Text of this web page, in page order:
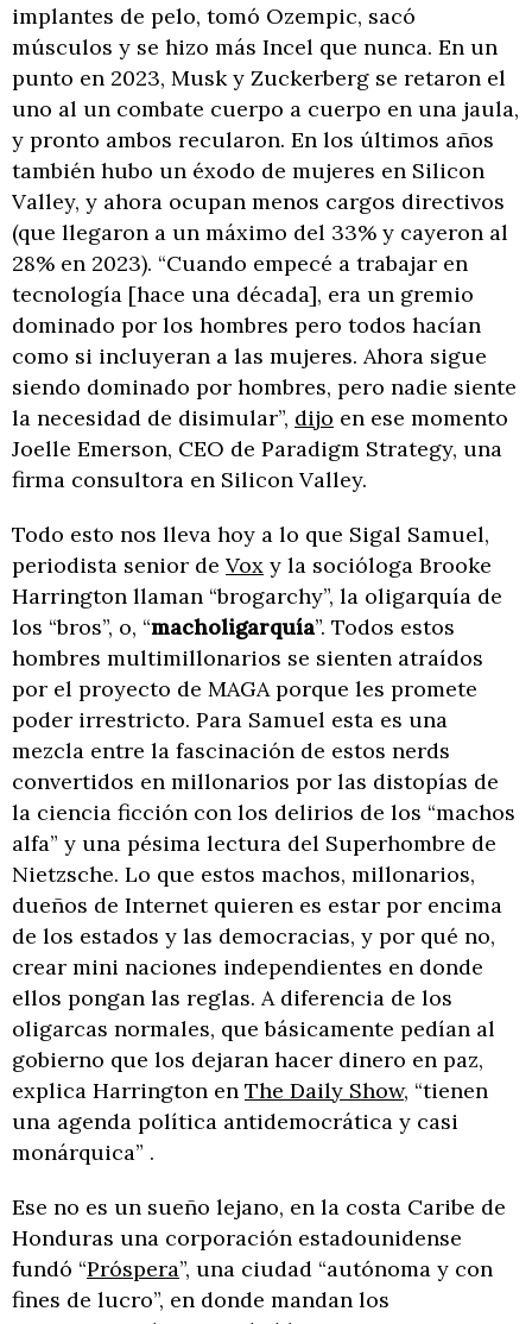
implantes de pelo, tomó Ozempic, sacó
músculos y se hizo más Incel que nunca. En un
punto en 2023, Musk y Zuckerberg se retaron el
uno al un combate cuerpo a cuerpo en una jaula,
y pronto ambos recularon. En los últimos años
también hubo un éxodo de mujeres en Silicon
Valley, y ahora ocupan menos cargos directivos
(que llegaron a un máximo del 33% y cayeron al
28% en 2023). “Cuando empecé a trabajar en
tecnología [hace una década], era un gremio
dominado por los hombres pero todos hacían
como si incluyeran a las mujeres. Ahora sigue
siendo dominado por hombres, pero nadie siente
la necesidad de disimular”, dijo en ese momento
Joelle Emerson, CEO de Paradigm Strategy, una
firma consultora en Silicon Valley.
Todo esto nos lleva hoy a lo que Sigal Samuel,
periodista senior de Vox y la socióloga Brooke
Harrington llaman “brogarchy”, la oligarquía de
los “bros”, o, “macholigarquía”. Todos estos
hombres multimillonarios se sienten atraídos
por el proyecto de MAGA porque les promete
poder irrestricto. Para Samuel esta es una
mezcla entre la fascinación de estos nerds
convertidos en millonarios por las distopías de
la ciencia ficción con los delirios de los “machos
alfa” y una pésima lectura del Superhombre de
Nietzsche. Lo que estos machos, millonarios,
dueños de Internet quieren es estar por encima
de los estados y las democracias, y por qué no,
crear mini naciones independientes en donde
ellos pongan las reglas. A diferencia de los
oligarcas normales, que básicamente pedían al
gobierno que los dejaran hacer dinero en paz,
explica Harrington en The Daily Show, “tienen
una agenda política antidemocrática y casi
monárquica” .
Ese no es un sueño lejano, en la costa Caribe de
Honduras una corporación estadounidense
fundó “Próspera”, una ciudad “autónoma y con
fines de lucro”, en donde mandan los